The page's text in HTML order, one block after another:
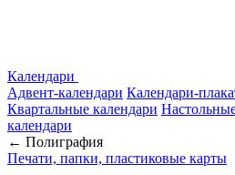
Календари
Адвент-календари Календари-
Квартальные календари
календари
← Полиграфия
Печати, папки, пластиковые карты